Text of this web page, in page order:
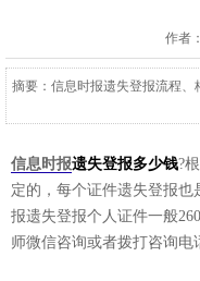
作者
摘要：信息时报遗失登报流程、
信息时报遗失登报多少钱?
定的，每个证件遗失登报
报遗失登报个人证件一般
师微信咨询或者拨打咨询电